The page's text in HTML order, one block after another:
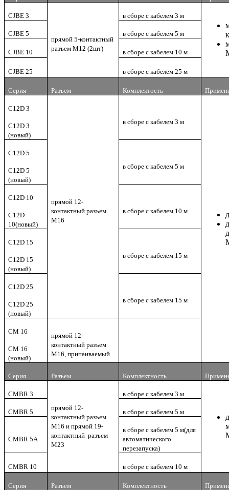
CJBE 3
прямой 5-контактный
разъем M12 (2шт)
в сборе с кабелем 3 м
CJBE 5 в сборе с кабелем 5 м
CJBE 10 в сборе с кабелем 10 м
CJBE 25 в сборе с кабелем 25 м
Серия Разъем Комплектость
C12D 3
C12D 3
(новый)
прямой 12-
контактный разъем
M16
в сборе с кабелем 3 м
C12D 5
C12D 5
(новый)
в сборе с кабелем 5 м
C12D 10
C12D
10(новый)
в сборе с кабелем 10 м
C12D 15
C12D 15
(новый)
в сборе с кабелем 15 м
C12D 25
C12D 25
(новый)
в сборе с кабелем 15 м
CM 16
CM 16
(новый)
прямой 12-
контактный разъем
M16, припаиваемый
Серия Разъем Комплектность
CMBR 3
прямой 12-
контактный разъем
M16 и прямой 19-
контактный разъем
M23
в сборе с кабелем 3 м
CMBR 5 в сборе с кабелем 5 м
CMBR 5А
в сборе с кабелем 5м(для
автоматического
перезапуска)
CMBR 10 в сборе с кабелем 10 м
Серия Разъем Комплектность